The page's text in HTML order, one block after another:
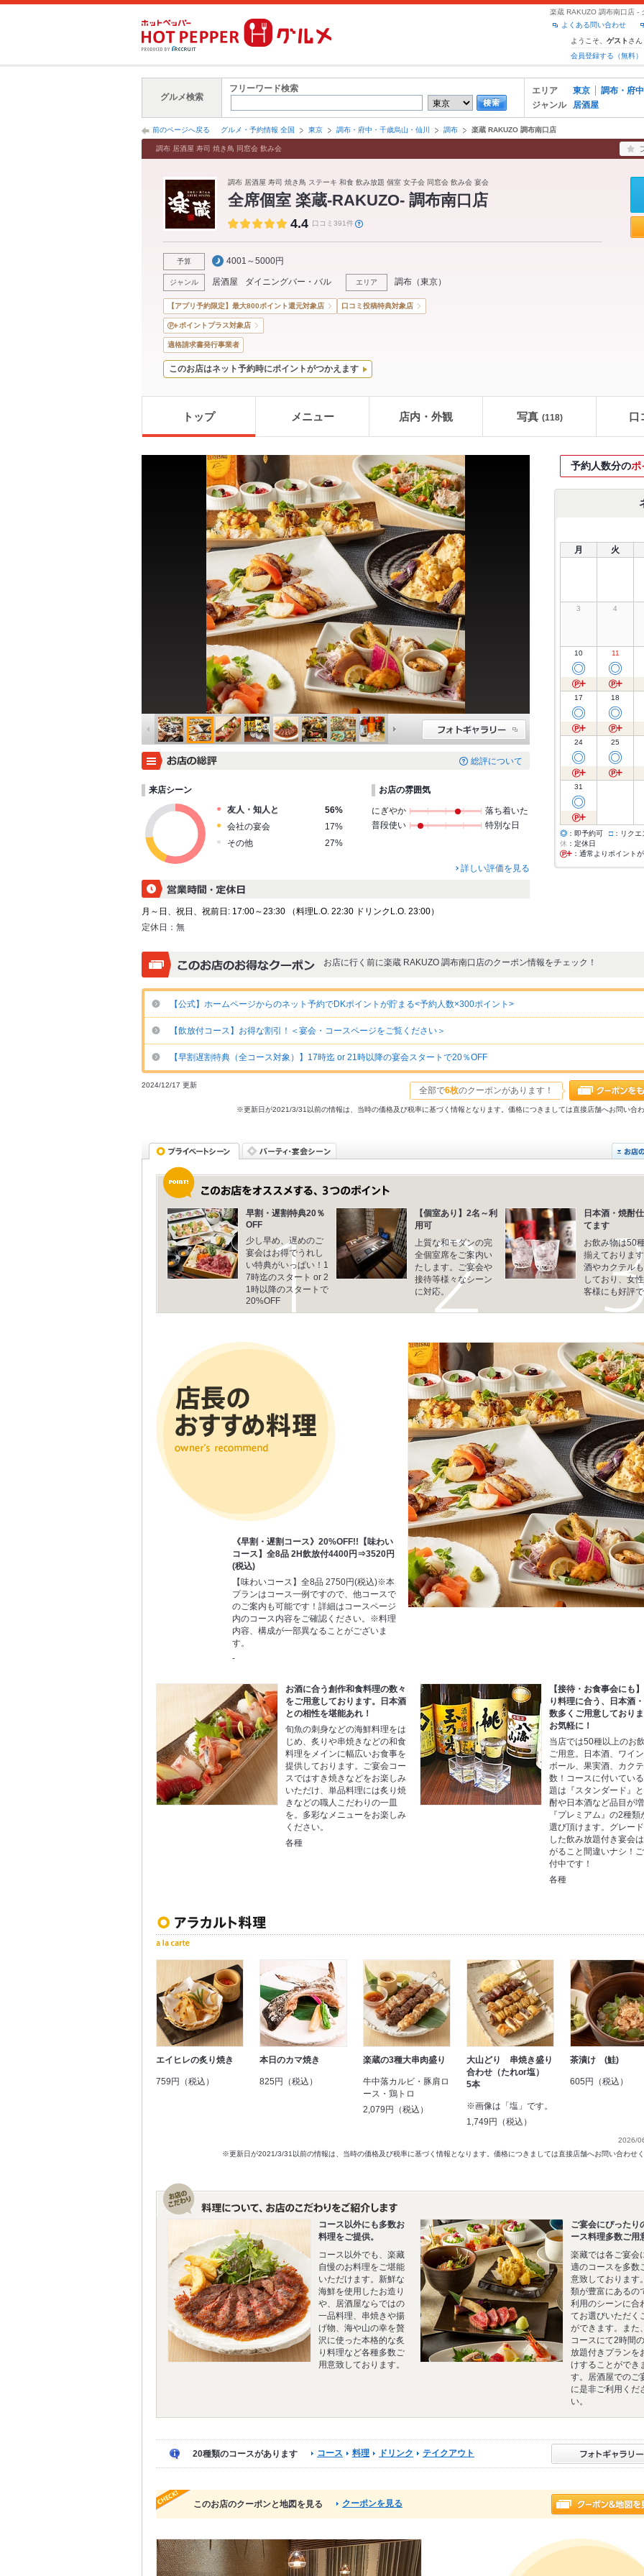
楽蔵 RAKUZO 調布南口店 -
よくある問い合わせ
ようこそ、 ゲスト さん
会員登録する（無料）
グルメ検索
フリーワード検索 エリア 東京
調布・府
ジャンル
居酒屋
前のページへ戻る グルメ・予約情報 全国 東京 調布・府中・千歳烏山・仙川 調布 楽蔵 RAKUZO 調布南口店
調布 居酒屋 寿司 焼き鳥 同窓会 飲み会
調布 居酒屋 寿司 焼き鳥 ステーキ 和食 飲み放題 個室 女子会 同窓会 飲み会 宴会
全席個室 楽蔵‐RAKUZO‐ 調布南口店
4.4 口コミ391件
予算 4001～5000円
ジャンル 居酒屋 ダイニングバー・バル エリア 調布 （東京）
【アプリ予約限定】最大800ポイント還元対象店 口コミ投稿特典対象店
ポイントプラス対象店
適格請求書発行事業者
このお店はネット予約時にポイントがつかえます
トップ メニュー 店内・外観 写真 (118) 口
総評について
来店シーン
友人・知人と
56%
会社の宴会
17%
その他
27%
お店の雰囲気
にぎやか
落ち着いた
普段使い
特別な日
詳しい評価を見る
月～日、祝日、祝前日: 17:00～23:30 （料理L.O. 22:30 ドリンクL.O. 23:00）
定休日： 無
予約人数分のポ
月 火
3 4
10
◎
11
◎
17
◎
18
◎
24
◎
25
◎
31
◎
◎ ：即予約可 □ ：リク
休 ：定休日
：通常よりポイント
お店に行く前に楽蔵 RAKUZO 調布南口店のクーポン情報をチェック！
【公式】ホームページからのネット予約でDKポイントが貯まる<予約人数×300ポイント>
【飲放付コース】お得な割引！＜宴会・コースページをご覧ください＞
【早割遅割特典（全コース対象）】17時迄 or 21時以降の宴会スタートで20％OFF
全部で6枚のクーポンがあります！
2024/12/17 更新
※更新日が2021/3/31以前の情報は、当時の価格及び税率に基づく情報となります。価格につきましては直接店舗へお問い合
早割・遅割特典20％
OFF
少し早め、遅めのご
宴会はお得でうれし
い特典がいっぱい！1
7時迄のスタート or 2
1時以降のスタートで
20%OFF
【個室あり】2名～利
用可
上質な和モダンの完
全個室席をご案内い
たします。ご宴会や
接待等様々なシーン
に対応。
日本酒・焼酎
てます
お飲み物は50
揃えておりま
酒やカクテル
しており、女
客様にも好評
《早割・遅割コース》20%OFF!!【味わい
コース】全8品 2H飲放付4400円⇒3520円
(税込)
【味わいコース】全8品 2750円(税込)※本
プランはコース一例ですので、他コースで
のご案内も可能です！詳細はコースページ
内のコース内容をご確認ください。※料理
内容、構成が一部異なることがございま
す。
-
お酒に合う創作和食料理の数々
をご用意しております。日本酒
との相性を堪能あれ！
旬魚の刺身などの海鮮料理をは
じめ、炙りや串焼きなどの和食
料理をメインに幅広いお食事を
提供しております。ご宴会コー
スではすき焼きなどをお楽しみ
いただけ、単品料理には炙り焼
きなどの職人こだわりの一皿
を。多彩なメニューをお楽しみ
ください。
各種
【接待・お食事会にも
り料理に合う、日本酒
数多くご用意しており
お気軽に！
当店では50種以上のお
ご用意。日本酒、ワイ
ボール、果実酒、カク
数！コースに付いてい
題は『スタンダード』
酎や日本酒など品目が
『プレミアム』の2種類
選び頂けます。グレー
した飲み放題付き宴会
がること間違いナシ！
付中です！
各種
エイヒレの炙り焼き
759円（税込）
本日のカマ焼き
825円（税込）
楽蔵の3種大串肉盛り
牛中落カルビ・豚肩ロ
ース・鶏トロ
2,079円（税込）
大山どり 串焼き盛り
合わせ（たれor塩）
5本
※画像は「塩」です。
1,749円（税込）
茶漬け (鮭)
605円（税込）
2026/
※更新日が2021/3/31以前の情報は、当時の価格及び税率に基づく情報となります。価格につきましては直接店舗へお問い合わせ
コース以外にも多数お
料理をご提供。
コース以外でも、楽藏
自慢のお料理をご堪能
いただけます。新鮮な
海鮮を使用したお造り
や、居酒屋ならではの
一品料理、串焼きや揚
げ物、海や山の幸を贅
沢に使った本格的な炙
り料理など各種多数ご
用意致しております。
ご宴会にぴったり
ース料理多数ご用
楽藏では各ご宴会
適のコースを多数
意致しております
類が豊富にあるの
利用のシーンに合
てお選びいただく
ができます。また
コースにて2時間
放題付きプランを
けすることができ
す。居酒屋でのご
に是非ご利用くだ
い。
20種類のコースがあります コース 料理 ドリンク テイクアウト
このお店のクーポンと地図を見る クーポンを見る